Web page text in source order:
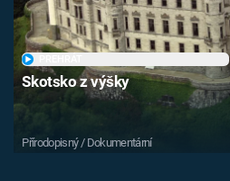
Skotsko z výšky
Přírodopisný / Dokumentární